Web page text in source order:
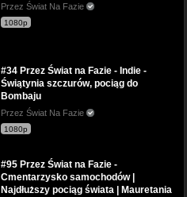
Przez Świat Na Fazie
1080p
#34 Przez Świat na Fazie - Indie -
Świątynia szczurów, pociąg do
Bombaju
Przez Świat Na Fazie
1080p
#95 Przez Świat na Fazie -
Cmentarzysko samochodów |
Najdłuższy pociąg świata | Mauretania